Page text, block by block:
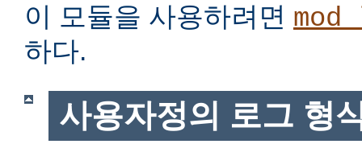
이 모듈을 사용하려면
하다.
사용자정의 로그 형